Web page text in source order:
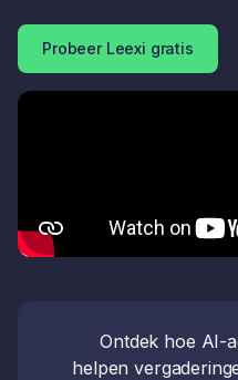
Probeer Leexi gratis
Ontdek hoe AI-
helpen